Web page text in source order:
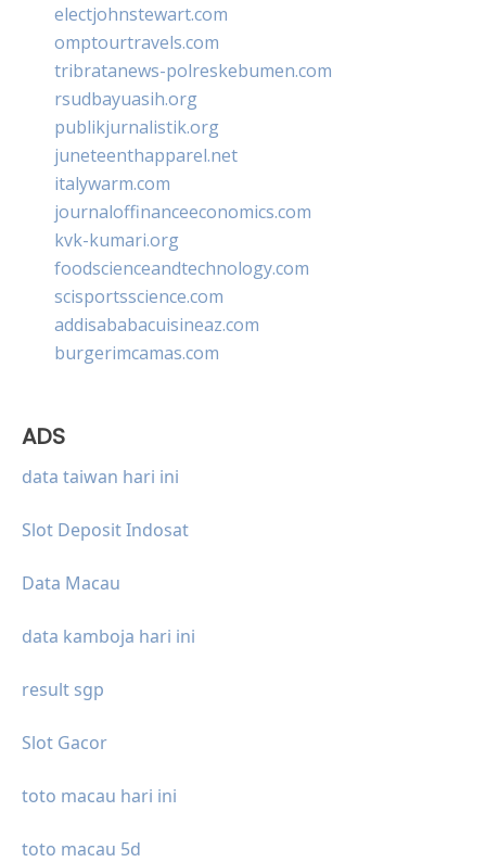
electjohnstewart.com
omptourtravels.com
tribratanews-polreskebumen.com
rsudbayuasih.org
publikjurnalistik.org
juneteenthapparel.net
italywarm.com
journaloffinanceeconomics.com
kvk-kumari.org
foodscienceandtechnology.com
scisportsscience.com
addisababacuisineaz.com
burgerimcamas.com
ADS
data taiwan hari ini
Slot Deposit Indosat
Data Macau
data kamboja hari ini
result sgp
Slot Gacor
toto macau hari ini
toto macau 5d